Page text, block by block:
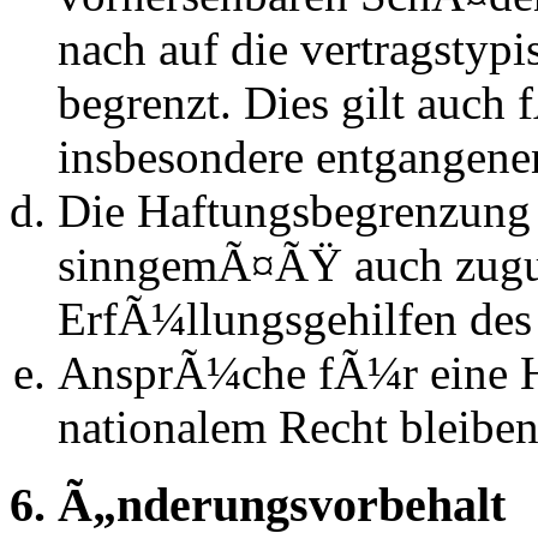
nach auf die
begrenzt. Dies gilt auch
insbesondere
Die
sinngemÃ¤ÃŸ auch
ErfÃ¼llungsgehilfen des
AnsprÃ¼che fÃ¼r eine
nationalem Recht
6. Ã„nderungsvorbehalt